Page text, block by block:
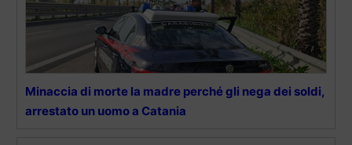
Minaccia di morte la madre perché gli nega dei soldi,
arrestato un uomo a Catania